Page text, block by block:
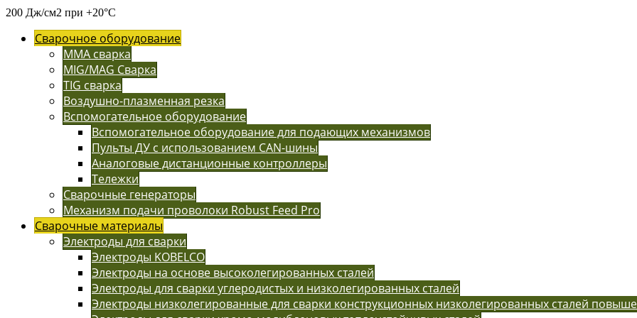
200 Дж/см2 при +20°С
Сварочное оборудование
MMA сварка
MIG/MAG Сварка
TIG сварка
Воздушно-плазменная резка
Вспомогательное оборудование
Вспомогательное оборудование для подающих механизмов
Пульты ДУ с использованием CAN-шины
Аналоговые дистанционные контроллеры
Тележки
Сварочные генераторы
Механизм подачи проволоки Robust Feed Pro
Сварочные материалы
Электроды для сварки
Электроды KOBELCO
Электроды на основе высоколегированных сталей
Электроды для сварки углеродистых и низколегированных сталей
Электроды низколегированные для сварки конструкционных низколегированных сталей